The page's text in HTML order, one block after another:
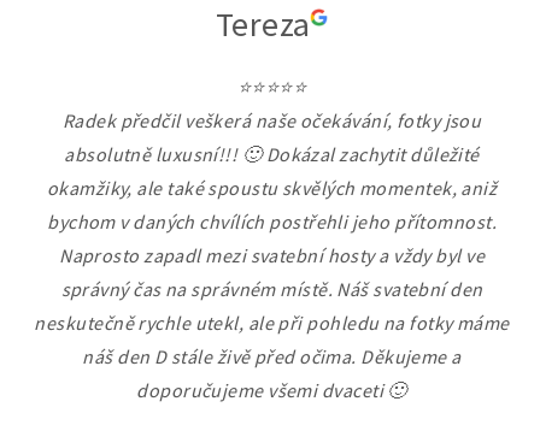
Tereza
⭐⭐⭐⭐⭐
Radek předčil veškerá naše očekávání, fotky jsou
absolutně luxusní!!! 🙂 Dokázal zachytit důležité
okamžiky, ale také spoustu skvělých momentek, aniž
bychom v daných chvílích postřehli jeho přítomnost.
Naprosto zapadl mezi svatební hosty a vždy byl ve
správný čas na správném místě. Náš svatební den
neskutečně rychle utekl, ale při pohledu na fotky máme
náš den D stále živě před očima. Děkujeme a
doporučujeme všemi dvaceti 🙂